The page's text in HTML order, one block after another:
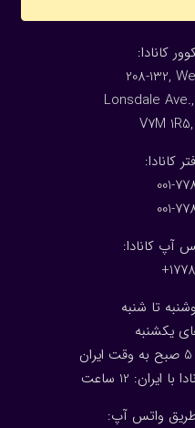
کانادا
208-132,
Lonsdale
V7M
کانادا
001-
001-
آپ کانادا:
تا شنبه
یکشنبه
با ایران: 1 2 ساعت
طریق واتس آپ: